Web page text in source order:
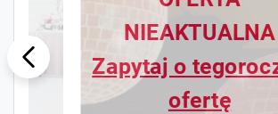
Previ
ous
NIEAKTUALNA
Zapytaj o
ofertę